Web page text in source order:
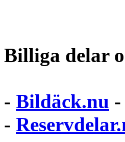
Billiga delar
- Bildäck.nu -
-